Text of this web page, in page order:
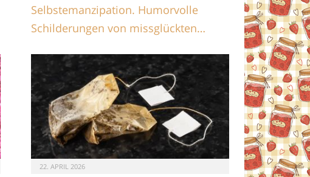
Selbstemanzipation. Humorvolle
Schilderungen von missglückten…
22. APRIL 2026